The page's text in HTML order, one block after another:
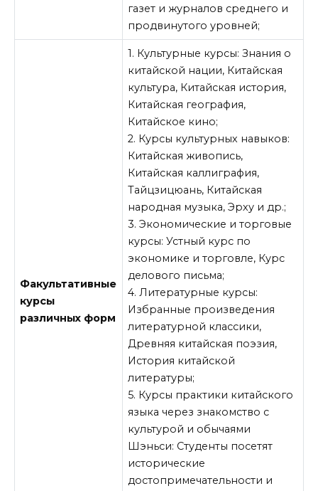
газет и журналов среднего и
продвинутого уровней;
Факультативные
курсы
различных форм
1. Культурные курсы: Знания о
китайской нации, Китайская
культура, Китайская история,
Китайская география,
Китайское кино;
2. Курсы культурных навыков:
Китайская живопись,
Китайская каллиграфия,
Тайцзицюань, Китайская
народная музыка, Эрху и др.;
3. Экономические и торговые
курсы: Устный курс по
экономике и торговле, Курс
делового письма;
4. Литературные курсы:
Избранные произведения
литературной классики,
Древняя китайская поэзия,
История китайской
литературы;
5. Курсы практики китайского
языка через знакомство с
культурой и обычаями
Шэньси: Студенты посетят
исторические
достопримечательности и